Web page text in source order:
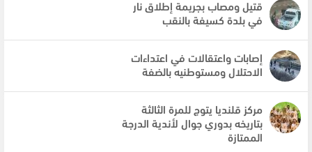
قتيل ومصاب بجريمة إطلاق نار
في بلدة كسيفة بالنقب
إصابات واعتقالات في اعتداءات
الاحتلال ومستوطنيه بالضفة
مركز قلنديا يتوج للمرة الثالثة
بتاريخه بدوري جوال لأندية الدرجة
الممتازة